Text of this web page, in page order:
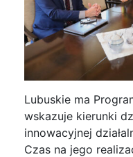
Lubuskie ma
wskazuje kierunki
innowacyjnej
Czas na jego